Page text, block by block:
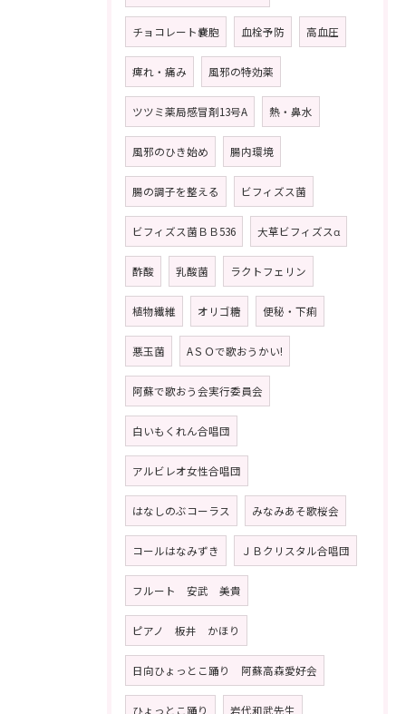
チョコレート嚢胞 血栓予防 高血圧
痺れ・痛み 風邪の特効薬
ツツミ薬局感冒剤13号A 熱・鼻水
風邪のひき始め 腸内環境
腸の調子を整える ビフィズス菌
ビフィズス菌ＢＢ536 大草ビフィズスα
酢酸 乳酸菌 ラクトフェリン
植物繊維 オリゴ糖 便秘・下痢
悪玉菌 AＳＯで歌おうかい!
阿蘇で歌おう会実行委員会
白いもくれん合唱団
アルビレオ女性合唱団
はなしのぶコーラス みなみあそ歌桜会
コールはなみずき ＪＢクリスタル合唱団
フルート 安武 美貴
ピアノ 板井 かほり
日向ひょっとこ踊り 阿蘇高森愛好会
ひょっとこ踊り 岩代和武先生